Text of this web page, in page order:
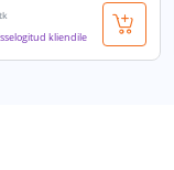
kliendile